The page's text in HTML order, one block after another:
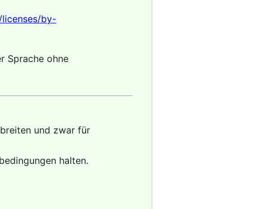
by-
Sprache ohne
und zwar für
halten.